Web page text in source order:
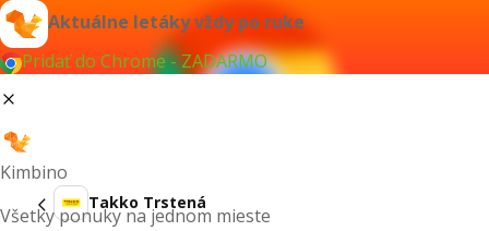
Aktuálne letáky vždy po ruke
Pridať do Chrome - ZADARMO
Kimbino
Všetky ponuky na jednom mieste
Takko Trstená